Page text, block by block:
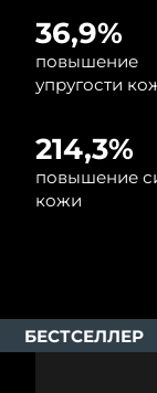
36,9%
повышение
упругости
214,3%
повышение
кожи
БЕСТСЕЛЛЕР
Норвегия
Оман
Филиппины
Пуэрто-Рико